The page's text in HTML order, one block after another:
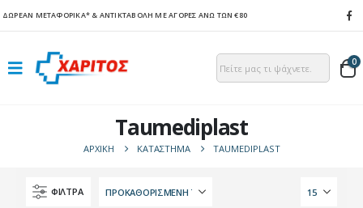
ΔΩΡΕΑΝ ΜΕΤΑΦΟΡΙΚΑ* & ΑΝΤΙΚΤΑΒΟΛΗ ΜΕ ΑΓΟΡΕΣ ΑΝΩ ΤΩΝ €80
0
Taumediplast
ΑΡΧΙΚΉ ΚΑΤΆΣΤΗΜΑ TAUMEDIPLAST
ΦΙΛΤΡΑ